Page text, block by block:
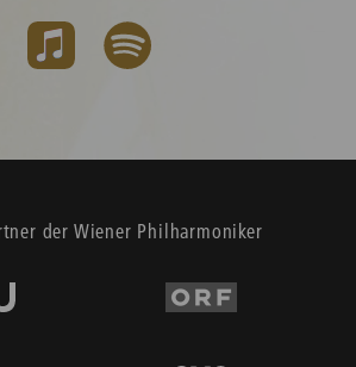
der Wiener Philharmoniker